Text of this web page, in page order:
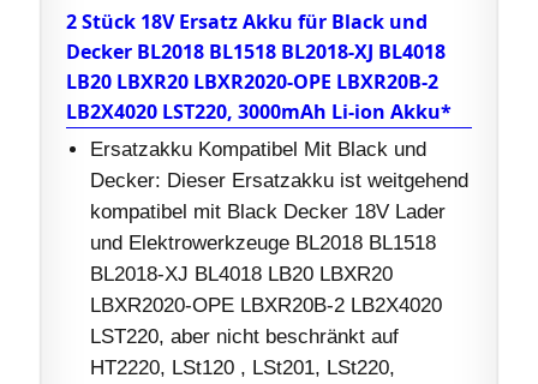
2 Stück 18V Ersatz Akku für Black und
Decker BL2018 BL1518 BL2018-XJ BL4018
LB20 LBXR20 LBXR2020-OPE LBXR20B-2
LB2X4020 LST220, 3000mAh Li-ion Akku*
Ersatzakku Kompatibel Mit Black und
Decker: Dieser Ersatzakku ist weitgehend
kompatibel mit Black Decker 18V Lader
und Elektrowerkzeuge BL2018 BL1518
BL2018-XJ BL4018 LB20 LBXR20
LBXR2020-OPE LBXR20B-2 LB2X4020
LST220, aber nicht beschränkt auf
HT2220, LSt120 , LSt201, LSt220,